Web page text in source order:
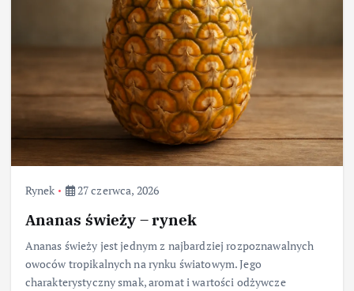
Rynek 27 czerwca, 2026
Ananas świeży – rynek
Ananas świeży jest jednym z najbardziej rozpoznawalnych
owoców tropikalnych na rynku światowym. Jego
charakterystyczny smak, aromat i wartości odżywcze